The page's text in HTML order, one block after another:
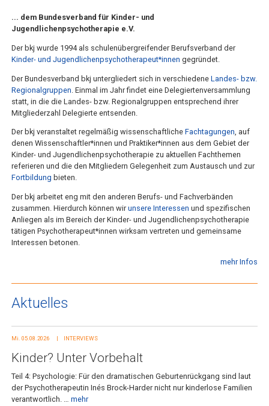
... dem Bundesverband für Kinder- und
Jugendlichenpsychotherapie e.V.
Der bkj wurde 1994 als schulenübergreifender Berufsverband der
Kinder- und Jugendlichenpsychotherapeut*innen gegründet.
Der Bundesverband bkj untergliedert sich in verschiedeneLandes- bzw.
Regionalgruppen . Einmal im Jahr findet eine Delegiertenversammlung
statt, in die die Landes- bzw. Regionalgruppen entsprechend ihrer
Mitgliederzahl Delegierte entsenden.
Der bkj veranstaltet regelmäßig wissenschaftlicheFachtagungen, auf
denen Wissenschaftler*innen und Praktiker*innen aus dem Gebiet der
Kinder- und Jugendlichenpsychotherapie zu aktuellen Fachthemen
referieren und die den Mitgliedern Gelegenheit zum Austausch und zur
Fortbildung bieten.
Der bkj arbeitet eng mit den anderen Berufs- und Fachverbänden
zusammen. Hierdurch können wirunsere Interessen und spezifischen
Anliegen als im Bereich der Kinder- und Jugendlichenpsychotherapie
tätigen Psychotherapeut*innen wirksam vertreten und gemeinsame
Interessen betonen.
mehr Infos
Aktuelles
Mi. 05.08.2026 INTERVIEWS
Kinder? Unter Vorbehalt
Teil 4: Psychologie: Für den dramatischen Geburtenrückgang sind laut
der Psychotherapeutin Inés Brock-Harder nicht nur kinderlose Familien
verantwortlich. …mehr